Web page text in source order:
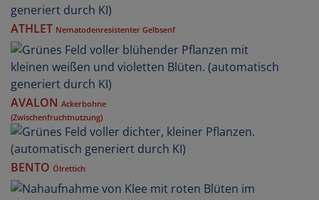
ATHLET Nematodenresistenter Gelbsenf
AVALON Ackerbohne
(Zwischenfruchtnutzung)
BENTO Ölrettich